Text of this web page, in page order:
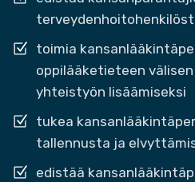
toimia
oppilääketieteen
yhteistyön lisäämiseksi
tukea
tallennusta ja
edistää